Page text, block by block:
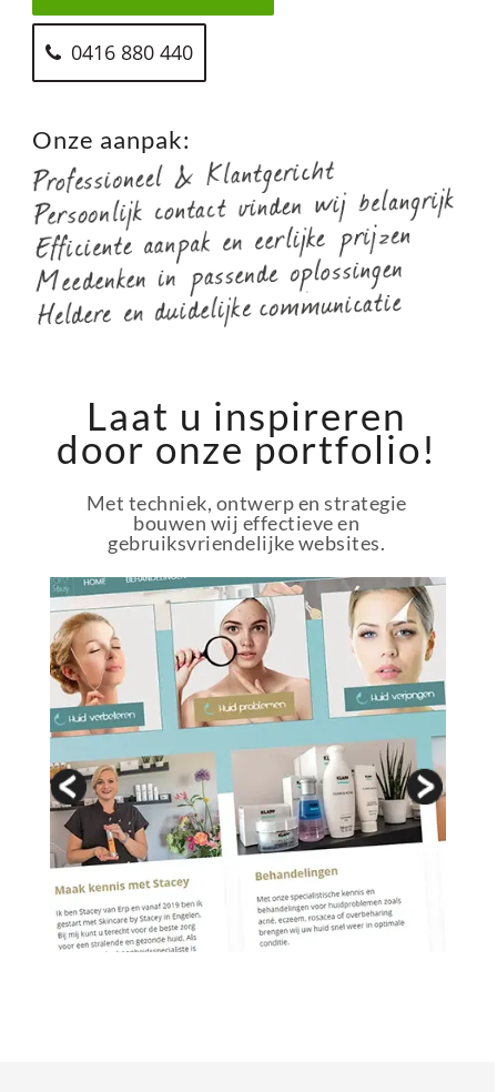
0416 880 440
Onze aanpak:
Laat u inspireren
door onze portfolio!
Met techniek, ontwerp en strategie
bouwen wij effectieve en
gebruiksvriendelijke websites.